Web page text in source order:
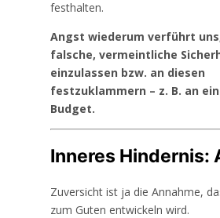
festhalten.
Angst wiederum verführt
falsche, vermeintliche
einzulassen bzw. an diesen
festzuklammern – z. B. an
Budget.
Inneres Hindernis:
Zuversicht ist ja die Annahme,
zum Guten entwickeln wird.